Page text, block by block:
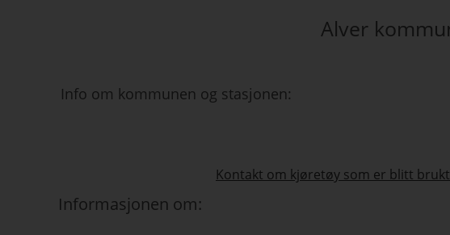
Alver
Info om kommunen og stasjonen:
Kontakt om kjøretøy som er blitt
Informasjonen om: